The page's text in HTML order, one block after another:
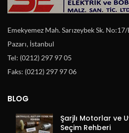
Emekyemez Mah. Sarızeybek Sk.
Pazarı, İstanbul
Tel: (0212) 297 97 05
Faks: (0212) 297 97 06
BLOG
Şarjlı Motorlar ve
Seçim Rehberi